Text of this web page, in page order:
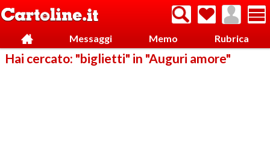
Messaggi Memo Rubrica
Hai cercato: "biglietti" in "Auguri amore"